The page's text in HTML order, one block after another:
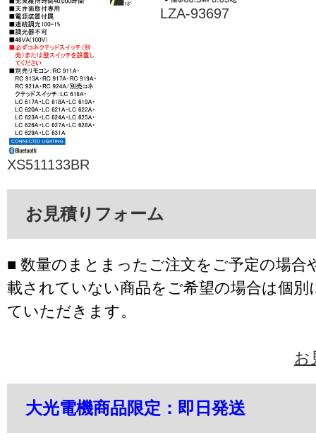
XS511133BR
LZA-93697
お見積りフォーム
■ 数量のまとまったご注文をご予定の場合
載されていない商品をご希望の場合は個別
ていただきます。
お
大光電機商品限定：即日発送